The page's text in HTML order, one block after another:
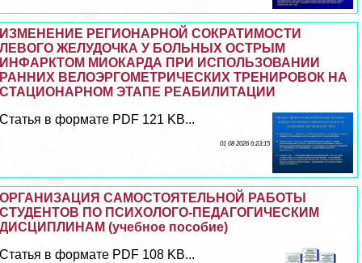
ИЗМЕНЕНИЕ РЕГИОНАРНОЙ СОКРАТИМОСТИ
ЛЕВОГО ЖЕЛУДОЧКА У БОЛЬНЫХ ОСТРЫМ
ИНФАРКТОМ МИОКАРДА ПРИ ИСПОЛЬЗОВАНИИ
РАННИХ ВЕЛОЭРГОМЕТРИЧЕСКИХ ТРЕНИРОВОК НА
СТАЦИОНАРНОМ ЭТАПЕ РЕАБИЛИТАЦИИ
Статья в формате PDF 121 KB...
01 08 2026 6:23:15
ОРГАНИЗАЦИЯ САМОСТОЯТЕЛЬНОЙ РАБОТЫ
СТУДЕНТОВ ПО ПСИХОЛОГО-ПЕДАГОГИЧЕСКИМ
ДИСЦИПЛИНАМ (учебное пособие)
Статья в формате PDF 108 KB...